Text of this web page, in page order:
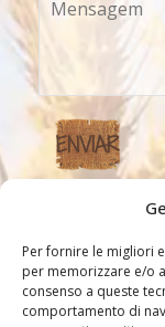
Per fornire le migliori
per memorizzare e/o
consenso a queste
comportamento di